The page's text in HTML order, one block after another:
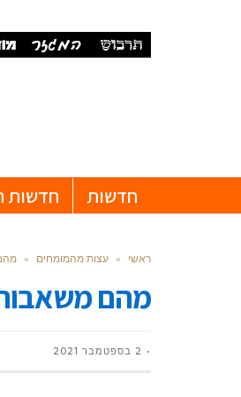
חדשות חדשות
ראשי » עצות מהמומחים »
מהם
2 בספטמבר 2021